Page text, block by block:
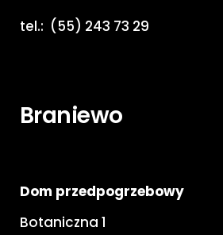
tel.: (55) 243 73 29
Braniewo
Dom przedpogrzebowy
Botaniczna 1